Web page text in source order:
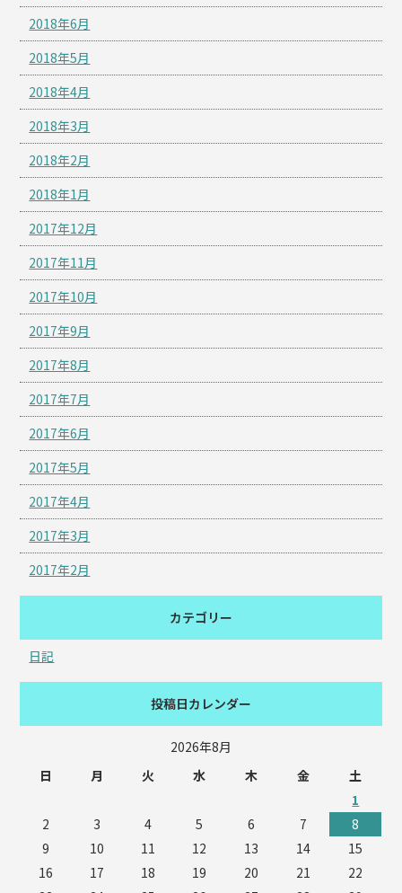
2018年6月
2018年5月
2018年4月
2018年3月
2018年2月
2018年1月
2017年12月
2017年11月
2017年10月
2017年9月
2017年8月
2017年7月
2017年6月
2017年5月
2017年4月
2017年3月
2017年2月
カテゴリー
日記
投稿日カレンダー
2026年8月
日
月 火 水 木 金
土
1
2
3 4 5 6 7
8
9
10 11 12 13 14
15
16
17 18 19 20 21
22